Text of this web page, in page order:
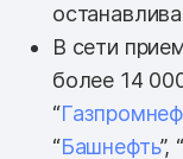
В сети
более 14
“
“Башнефть”, “